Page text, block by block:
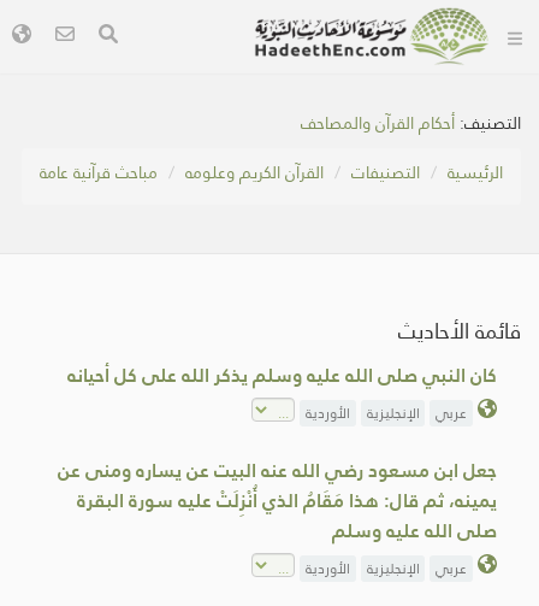
التصنيف:أحكام القرآن والمصاحف
الرئيسية
التصنيفات القرآن الكريم وعلومه مباحث قرآنية عامة
قائمة الأحاديث
كان النبي صلى الله عليه وسلم يذكر الله على كل أحيانه
عربي الإنجليزية الأوردية
جعل ابن مسعود رضي الله عنه البيت عن يساره ومنى عن
يمينه، ثم قال: هذا مَقَامُ الذي أُنْزِلَتْ عليه سورة البقرة
صلى الله عليه وسلم
عربي الإنجليزية الأوردية